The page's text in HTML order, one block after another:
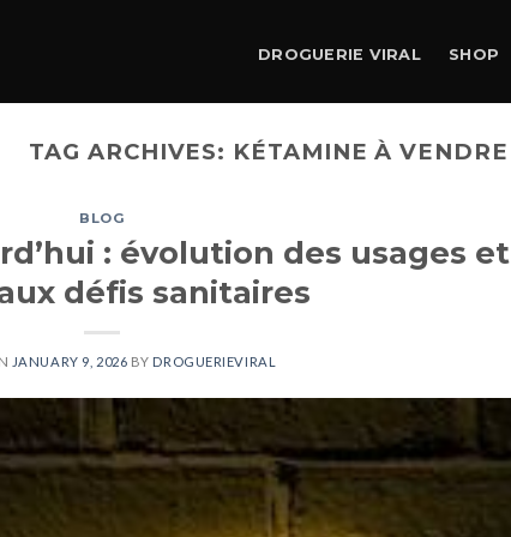
DROGUERIE VIRAL SHOP
TAG ARCHIVES: KÉTAMINE À VENDRE
BLOG
: évolution des usages et
défis sanitaires
JANUARY 9, 2026 BY DROGUERIEVIRAL